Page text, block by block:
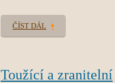
ČÍST DÁL
Toužící a zranitelní